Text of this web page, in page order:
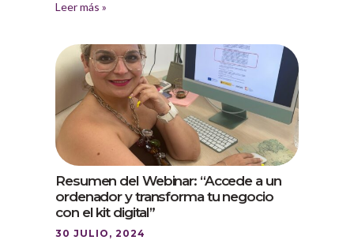
Leer más »
Resumen del Webinar: “Accede a un
ordenador y transforma tu negocio
con el kit digital”
30 JULIO, 2024